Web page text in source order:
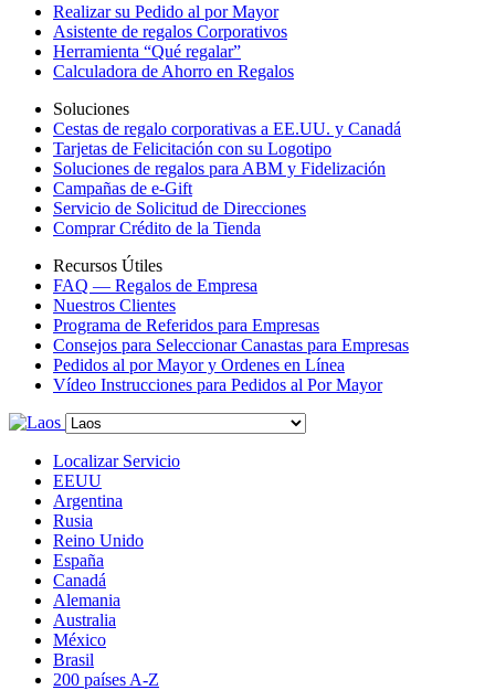
Realizar su Pedido al por Mayor
Asistente de regalos Corporativos
Herramienta “Qué regalar”
Calculadora de Ahorro en Regalos
Soluciones
Cestas de regalo corporativas a EE.UU. y Canadá
Tarjetas de Felicitación con su Logotipo
Soluciones de regalos para ABM y Fidelización
Campañas de e-Gift
Servicio de Solicitud de Direcciones
Comprar Crédito de la Tienda
Recursos Útiles
FAQ — Regalos de Empresa
Nuestros Clientes
Programa de Referidos para Empresas
Consejos para Seleccionar Canastas para Empresas
Pedidos al por Mayor y Ordenes en Línea
Vídeo Instrucciones para Pedidos al Por Mayor
Localizar Servicio
EEUU
Argentina
Rusia
Reino Unido
España
Canadá
Alemania
Australia
México
Brasil
200 países A-Z